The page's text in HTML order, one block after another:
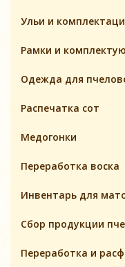
Ульи и
Pамки и
Одежда для
Распечатка сот
Медогонки
Переработка воска
Инвентарь для
Cбор продукции
Переработка и